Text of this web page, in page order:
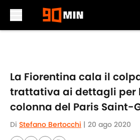
La Fiorentina cala il
trattativa ai dettagli per
colonna del Paris Saint-
Di Stefano Bertocchi | 20 ago 2020